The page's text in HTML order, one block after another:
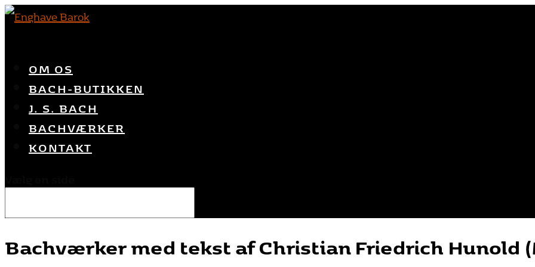
OM OS
BACH-BUTIKKEN
J. S. BACH
BACHVÆRKER
KONTAKT
Bachværker med tekst af Christian Friedrich Hunold